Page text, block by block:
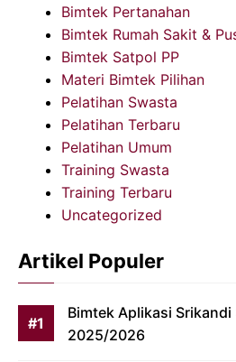
Bimtek Pertanahan
Bimtek Rumah Sakit &
Bimtek Satpol PP
Materi Bimtek Pilihan
Pelatihan Swasta
Pelatihan Terbaru
Pelatihan Umum
Training Swasta
Training Terbaru
Uncategorized
Artikel Populer
Bimtek Aplikasi Srikandi
2025/2026